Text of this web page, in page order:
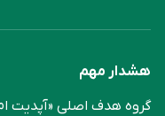
هشدار مهم
گروه هدف اصلی «آپدیت